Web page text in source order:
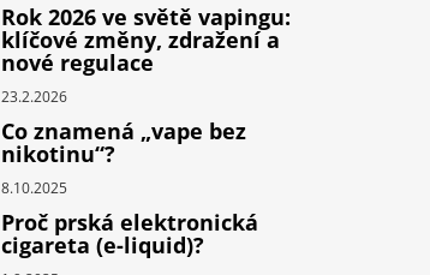
Rok 2026 ve světě vapingu:
klíčové změny, zdražení a
nové regulace
23.2.2026
Co znamená „vape bez
nikotinu“?
8.10.2025
Proč prská elektronická
cigareta (e-liquid)?